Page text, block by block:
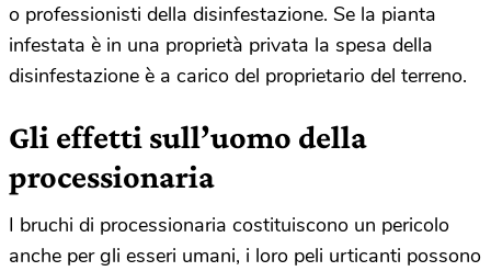
o professionisti della disinfestazione. Se la pianta
infestata è in una proprietà privata la spesa della
disinfestazione è a carico del proprietario del terreno.
Gli effetti sull’uomo della
processionaria
I bruchi di processionaria costituiscono un pericolo
anche per gli esseri umani, i loro peli urticanti possono